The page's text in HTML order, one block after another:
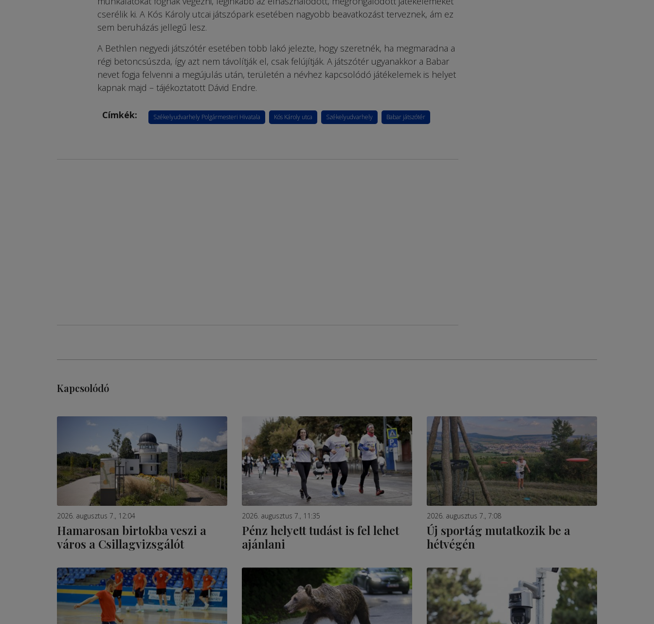
cserélik ki. A Kós Károly utcai játszópark esetében nagyobb beavatkozást terveznek, ám ez
sem beruházás jellegű lesz.
A Bethlen negyedi játszótér esetében több lakó jelezte, hogy szeretnék, ha megmaradna a
régi betoncsúszda, így azt nem távolítják el, csak felújítják. A játszótér ugyanakkor a Babar
nevet fogja felvenni a megújulás után, területén a névhez kapcsolódó játékelemek is helyet
kapnak majd – tájékoztatott Dávid Endre.
Címkék: Székelyudvarhely Polgármesteri Hivatala Kós Károly utca Székelyudvarhely Babar játszótér
Kapcsolódó
2026. augusztus 7., 12:04
Hamarosan birtokba veszi a
város a Csillagvizsgálót
2026. augusztus 7., 11:35
Pénz helyett tudást is fel lehet
ajánlani
2026. augusztus 7., 7:08
Új sportág mutatkozik be a
hétvégén